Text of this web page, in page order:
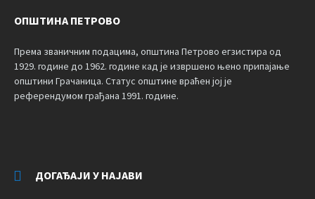
ОПШТИНА ПЕТРОВО
Према званичним подацима, општина Петрово егзистира од
1929. године до 1962. године кад је извршено њено припајање
општини Грачаница. Статус општине враћен јој је
референдумом грађана 1991. године.
ДОГАЂАЈИ У НАЈАВИ